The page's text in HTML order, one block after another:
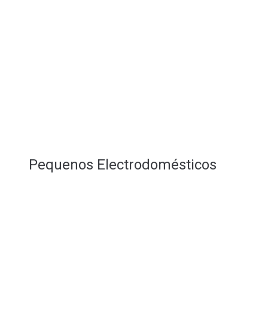
Pequenos Electrodomésticos